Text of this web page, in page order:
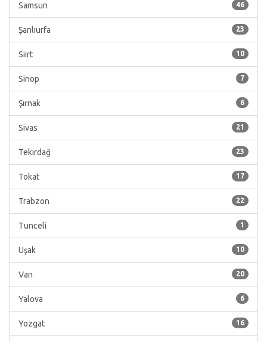
46
Samsun
23
Şanlıurfa
10
Siirt
7
Sinop
6
Şırnak
21
Sivas
23
Tekirdağ
17
Tokat
22
Trabzon
1
Tunceli
10
Uşak
20
Van
6
Yalova
16
Yozgat